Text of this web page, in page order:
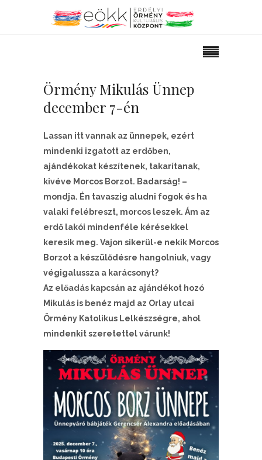
Örmény Mikulás Ünnep
december 7-én
Lassan itt vannak az ünnepek, ezért
mindenki izgatott az erdőben,
ajándékokat készítenek, takarítanak,
kivéve Morcos Borzot. Badarság! –
mondja. Én tavaszig aludni fogok és ha
valaki felébreszt, morcos leszek. Ám az
erdő lakói mindenféle kérésekkel
keresik meg. Vajon sikerül-e nekik Morcos
Borzot a készülődésre hangolniuk, vagy
végigalussza a karácsonyt?
Az előadás kapcsán az ajándékot hozó
Mikulás is benéz majd az Orlay utcai
Örmény Katolikus Lelkészségre, ahol
mindenkit szeretettel várunk!